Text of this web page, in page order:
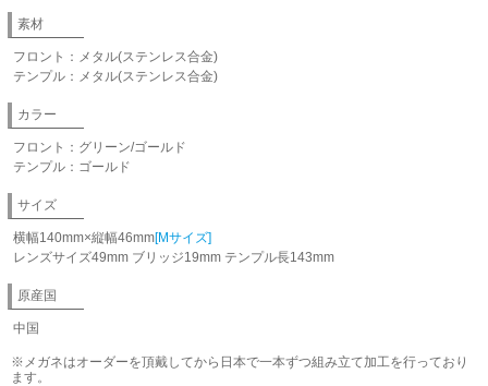
素材
フロント：メタル(ステンレス合金)
テンプル：メタル(ステンレス合金)
カラー
フロント：グリーン/ゴールド
テンプル：ゴールド
サイズ
横幅140mm×縦幅46mm[Mサイズ]
レンズサイズ49mm ブリッジ19mm テンプル長143mm
原産国
中国
※メガネはオーダーを頂戴してから日本で一本ずつ組み立て加工を行っており
ます。